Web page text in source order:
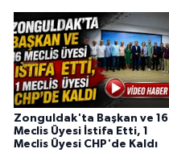
Zonguldak'ta Başkan ve 16
Meclis Üyesi İstifa Etti, 1
Meclis Üyesi CHP'de Kaldı